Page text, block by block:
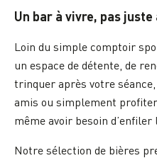
Un bar à vivre, pas juste
Loin du simple comptoir
un espace de détente, de
trinquer après votre séance,
amis ou simplement
même avoir besoin d’enfiler
Notre sélection de bières